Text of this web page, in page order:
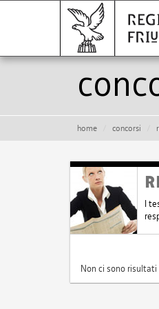
home concorsi
I
Non ci sono